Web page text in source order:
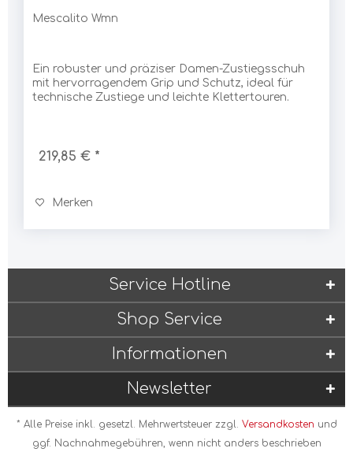
Mescalito Wmn
Ein robuster und präziser Damen-Zustiegsschuh
mit hervorragendem Grip und Schutz, ideal für
technische Zustiege und leichte Klettertouren.
219,85 € *
Merken
Service Hotline
Shop Service
Informationen
Newsletter
* Alle Preise inkl. gesetzl. Mehrwertsteuer zzgl. Versandkosten und
ggf. Nachnahmegebühren, wenn nicht anders beschrieben